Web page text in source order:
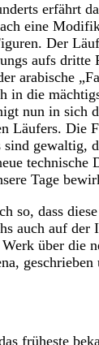
erfährt
eine
Der
aufs
arabische
in die
nun in sich
Läufers. Die
gewaltig,
technische
Tage
so, dass
auch auf der
über die
früheste